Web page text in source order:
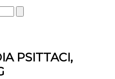
PSITTACI,